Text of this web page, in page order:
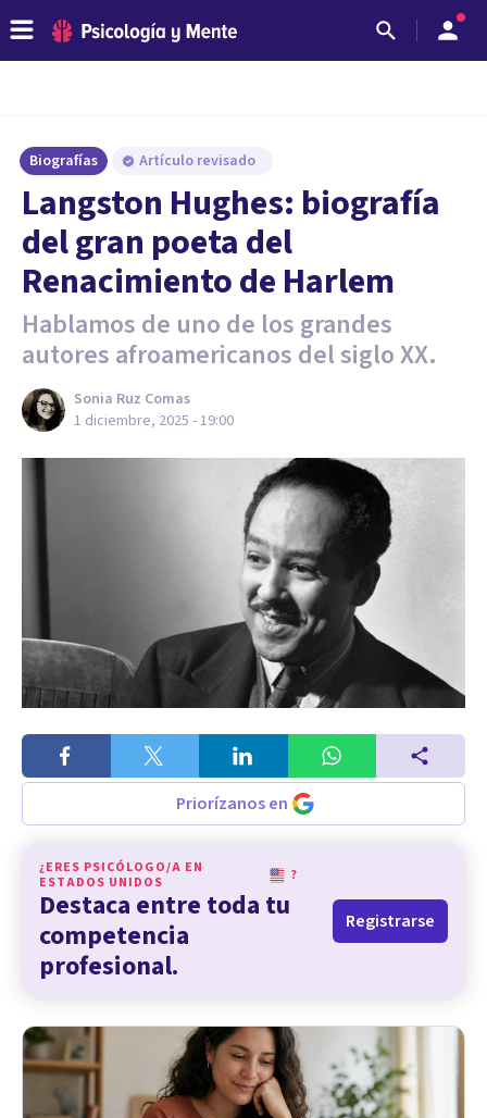
Biografías Artículo revisado
Langston Hughes: biografía
del gran poeta del
Renacimiento de Harlem
Hablamos de uno de los grandes
autores afroamericanos del siglo XX.
Sonia Ruz Comas
1 diciembre, 2025 - 19:00
Priorízanos en
¿ERES PSICÓLOGO/A EN
ESTADOS UNIDOS
?
Destaca entre toda tu
competencia
profesional.
Registrarse